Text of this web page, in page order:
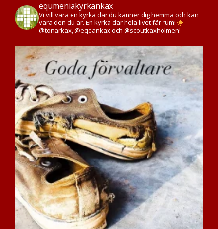
equmeniakyrkankax
Vi vill vara en kyrka där du känner dig hemma och kan
vara den du är. En kyrka där hela livet får rum!
@tonarkax, @eqqankax och @scoutkaxholmen!